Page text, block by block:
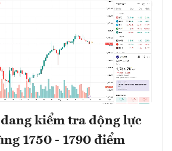
kiểm tra động lực
1750 - 1790 điểm